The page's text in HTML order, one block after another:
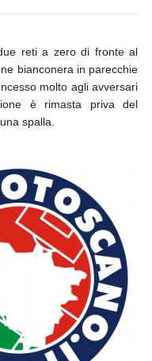
reti a zero di fronte al
bianconera in parecchie
molto agli avversari
è rimasta priva del
spalla.